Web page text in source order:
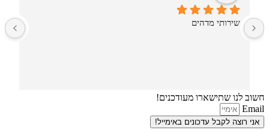
שירותי מדהים
חשוב לנו שתישארו מעודכנים!
Email
אני רוצה לקבל עדכונים באימייל!